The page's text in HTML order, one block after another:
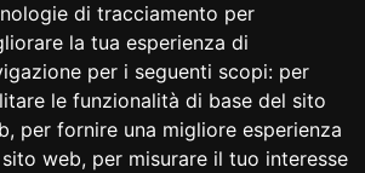
di tracciamento per
la tua esperienza di
per i seguenti scopi: per
le funzionalità di base del sito
, per fornire una migliore esperienza
web, per misurare il tuo interesse